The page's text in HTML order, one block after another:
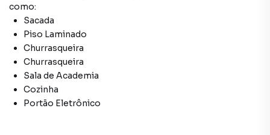
como:
Sacada
Piso Laminado
Churrasqueira
Churrasqueira
Sala de Academia
Cozinha
Portão Eletrônico